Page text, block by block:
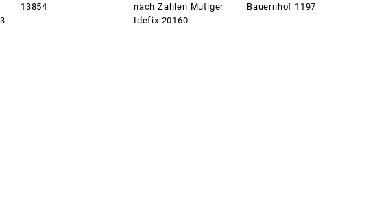
13854
nach Zahlen Mutiger
Idefix 20160
Bauernhof 1197